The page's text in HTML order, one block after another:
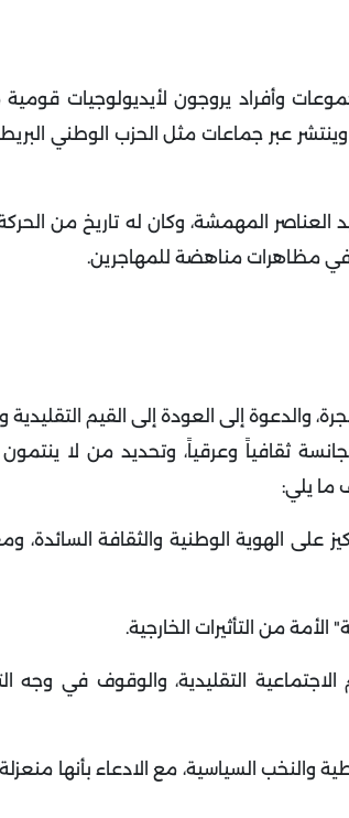
وأفراد يروجون لأيديولوجيات
عبر جماعات مثل الحزب الوطني
المهمشة، وكان له تاريخ من الحركة
في مظاهرات مناهضة للمهاجرين.
إلى العودة إلى القيم التقليدية
ثقافياً وعرقياً، وتحديد من لا
ما يلي:
على الهوية الوطنية والثقافة السائدة،
من التأثيرات الخارجية.
التقليدية، والوقوف في وجه
والنخب السياسية، مع الادعاء بأنها